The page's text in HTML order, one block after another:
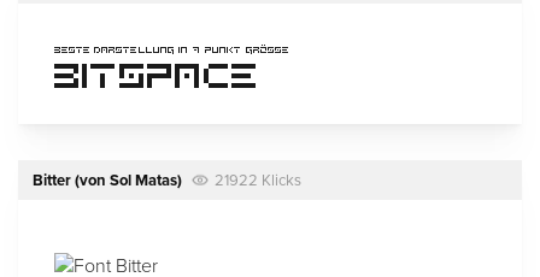
Bitter(von Sol Matas) 21922 Klicks